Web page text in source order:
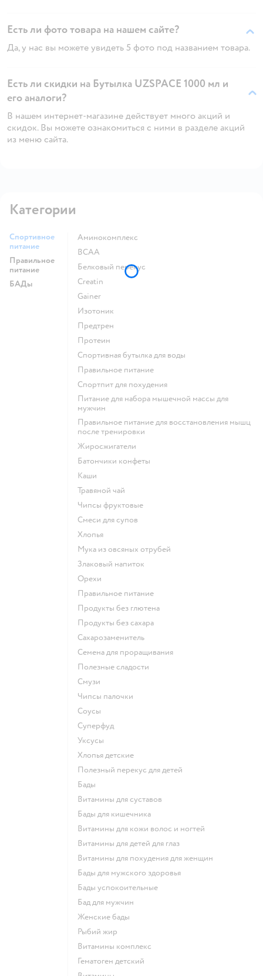
Есть ли фото товара на нашем сайте?
Да, у нас вы можете увидеть 5 фото под названием товара.
Есть ли скидки на Бутылка UZSPACE 1000 мл и
его аналоги?
В нашем интернет-магазине действует много акций и
скидок. Вы можете ознакомиться с ними в разделе акций
из меню сайта.
Категории
Спортивное
питание
Правильное
питание
БАДы
Аминокомплекс
BCAA
Белковый перекус
Creatin
Gainer
Изотоник
Предтрен
Протеин
Спортивная бутылка для воды
Правильное питание
Спортпит для похудения
Питание для набора мышечной массы для
мужчин
Правильное питание для восстановления мышц
после тренировки
Жиросжигатели
Батончики конфеты
Каши
Травяной чай
Чипсы фруктовые
Смеси для супов
Хлопья
Мука из овсяных отрубей
Злаковый напиток
Орехи
Правильное питание
Продукты без глютена
Продукты без сахара
Сахарозаменитель
Семена для проращивания
Полезные сладости
Смузи
Чипсы палочки
Соусы
Суперфуд
Уксусы
Хлопья детские
Полезный перекус для детей
Бады
Витамины для суставов
Бады для кишечника
Витамины для кожи волос и ногтей
Витамины для детей для глаз
Витамины для похудения для женщин
Бады для мужского здоровья
Бады успокоительные
Бад для мужчин
Женские бады
Рыбий жир
Витамины комплекс
Гематоген детский